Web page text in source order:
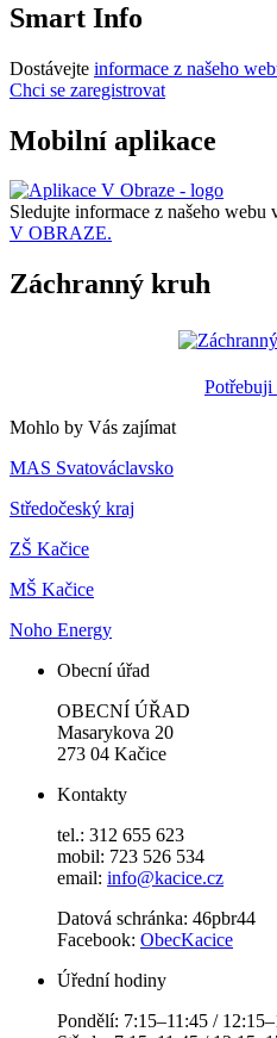
Smart Info
Dostávejte informace z našeho
Chci se zaregistrovat
Mobilní aplikace
Sledujte informace z našeho webu
V OBRAZE.
Záchranný kruh
Potřebuji
Mohlo by Vás zajímat
MAS Svatováclavsko
Středočeský kraj
ZŠ Kačice
MŠ Kačice
Noho Energy
Obecní úřad
OBECNÍ ÚŘAD
Masarykova 20
273 04 Kačice
Kontakty
tel.: 312 655 623
mobil: 723 526 534
email: info@kacice.cz
Datová schránka: 46pbr44
Facebook: ObecKacice
Úřední hodiny
Pondělí: 7:15–11:45 /